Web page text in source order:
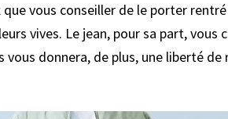
vous conseiller de le porter
vives. Le jean, pour sa part,
donnera, de plus, une liberté